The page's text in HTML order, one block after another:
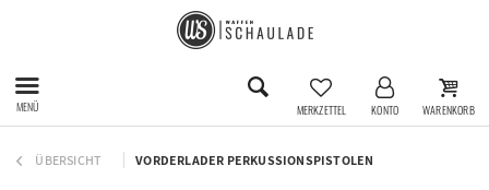
MENÜ MERKZETTEL KONTO WARENKORB
ÜBERSICHT VORDERLADER PERKUSSIONSPISTOLEN